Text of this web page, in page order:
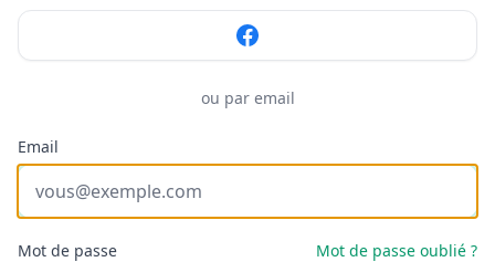
ou par email
Email
Mot de passe Mot de passe oublié ?